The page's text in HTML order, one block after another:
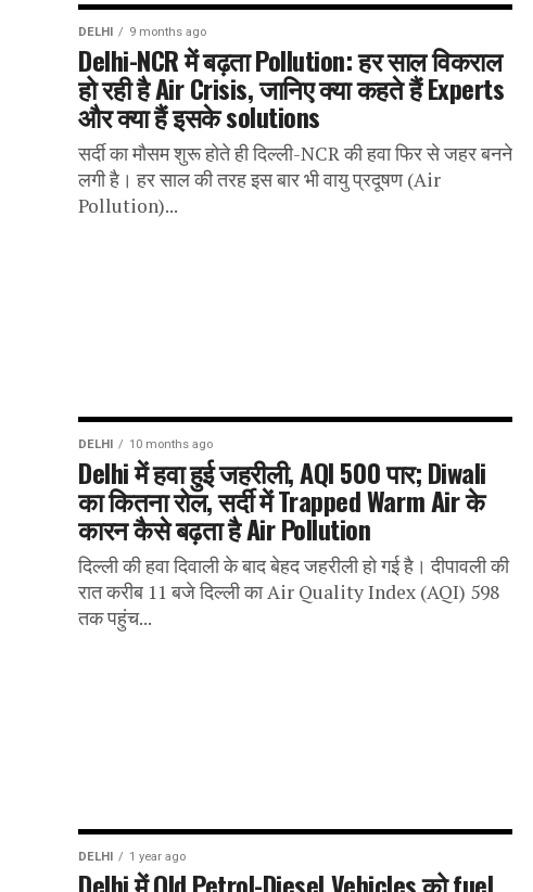
DELHI 9 months ago
Delhi-NCR में बढ़ता Pollution: हर साल विकराल
हो रही है Air Crisis, जानिए क्या कहते हैं Experts
और क्या हैं इसके solutions
सर्दी का मौसम शुरू होते ही दिल्ली-NCR की हवा फिर से जहर बनने
लगी है। हर साल की तरह इस बार भी वायु प्रदूषण (Air
Pollution)...
DELHI 10 months ago
Delhi में हवा हुई जहरीली, AQI 500 पार; Diwali
का कितना रोल, सर्दी में Trapped Warm Air के
कारन कैसे बढ़ता है Air Pollution
दिल्ली की हवा दिवाली के बाद बेहद जहरीली हो गई है। दीपावली की
रात करीब 11 बजे दिल्ली का Air Quality Index (AQI) 598
तक पहुंच...
DELHI 1 year ago